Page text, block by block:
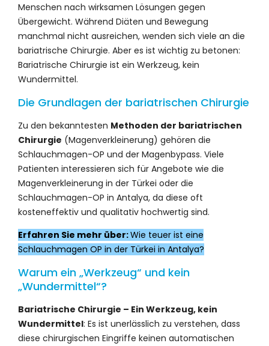
Menschen nach wirksamen Lösungen gegen
Übergewicht. Während Diäten und Bewegung
manchmal nicht ausreichen, wenden sich viele an die
bariatrische Chirurgie. Aber es ist wichtig zu betonen:
Bariatrische Chirurgie ist ein Werkzeug, kein
Wundermittel.
Die Grundlagen der bariatrischen Chirurgie
Zu den bekanntesten Methoden der bariatrischen
Chirurgie (Magenverkleinerung) gehören die
Schlauchmagen-OP und der Magenbypass. Viele
Patienten interessieren sich für Angebote wie die
Magenverkleinerung in der Türkei oder die
Schlauchmagen-OP in Antalya, da diese oft
kosteneffektiv und qualitativ hochwertig sind.
Erfahren Sie mehr über:Wie teuer ist eine
Schlauchmagen OP in der Türkei in Antalya?
Warum ein „Werkzeug“ und kein
„Wundermittel“?
Bariatrische Chirurgie – Ein Werkzeug, kein
Wundermittel: Es ist unerlässlich zu verstehen, dass
diese chirurgischen Eingriffe keinen automatischen